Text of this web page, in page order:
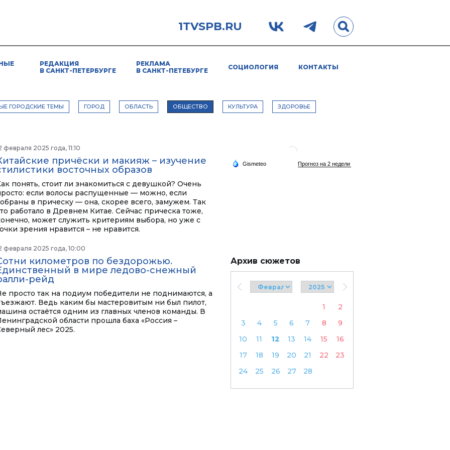
1TVSPB.RU
РЕДАКЦИЯ
В САНКТ-ПЕТЕРБУРГЕ
РЕКЛАМА
В САНКТ-ПЕТЕБУРГЕ
СОЦИОЛОГИЯ КОНТАКТЫ
ГОРОДСКИЕ ТЕМЫ ГОРОД ОБЛАСТЬ ОБЩЕСТВО КУЛЬТУРА ЗДОРОВЬЕ
февраля 2025 года, 11:10
причёски и макияж – изучение
восточных образов
понять, стоит ли знакомиться с девушкой? Очень
если волосы распущенные — можно, если
в прическу — она, скорее всего, замужем. Так
работало в Древнем Китае. Сейчас прическа тоже,
может служить критериям выбора, но уже с
зрения нравится – не нравится.
февраля 2025 года, 10:00
километров по бездорожью.
в мире ледово-снежный
рейд
просто так на подиум победители не поднимаются, а
Ведь каким бы мастеровитым ни был пилот,
остаётся одним из главных членов команды. В
области прошла баха «Россия –
лес» 2025.
Архив сюжетов
1
2
3
4 5 6 7 8
9
10
11 12 13 14 15
16
17
18 19 20 21 22
23
24
25 26 27 28